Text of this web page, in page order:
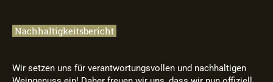
Nachhaltigkeitsbericht
Wir setzen uns für verantwortungsvollen und nachhaltigen